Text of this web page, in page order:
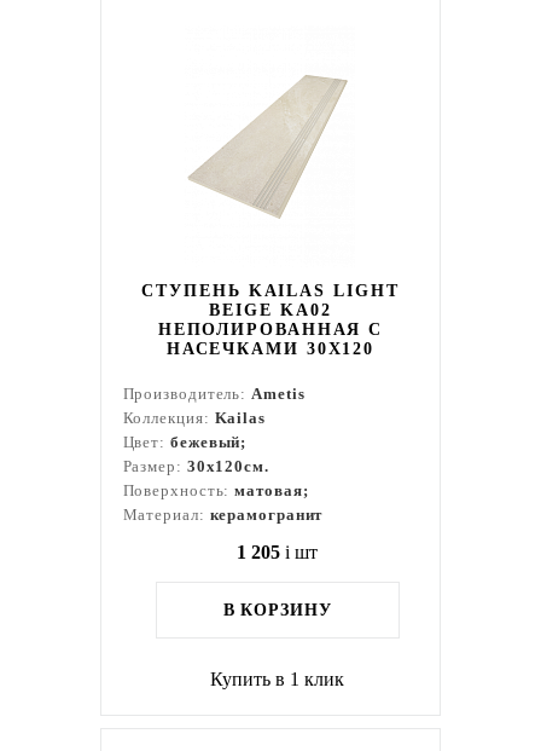
СТУПЕНЬ KAILAS LIGHT
BEIGE KA02
НЕПОЛИРОВАННАЯ С
НАСЕЧКАМИ 30X120
Производитель:Ametis
Коллекция: Kailas
Цвет: бежевый;
Размер: 30x120см.
Поверхность:матовая;
Материал: керамогранит
1 205 i шт
В КОРЗИНУ
Купить в 1 клик